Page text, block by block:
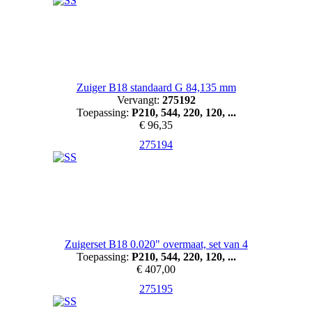
Zuiger B18 standaard G 84,135 mm
Vervangt: 275192
Toepassing: P210, 544, 220, 120, ...
€ 96,35
275194
Zuigerset B18 0.020" overmaat, set van 4
Toepassing: P210, 544, 220, 120, ...
€ 407,00
275195